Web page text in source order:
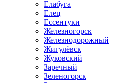
Елабуга
Елец
Ессентуки
Железногорск
Железнодорожный
Жигулёвск
Жуковский
Заречный
Зеленогорск